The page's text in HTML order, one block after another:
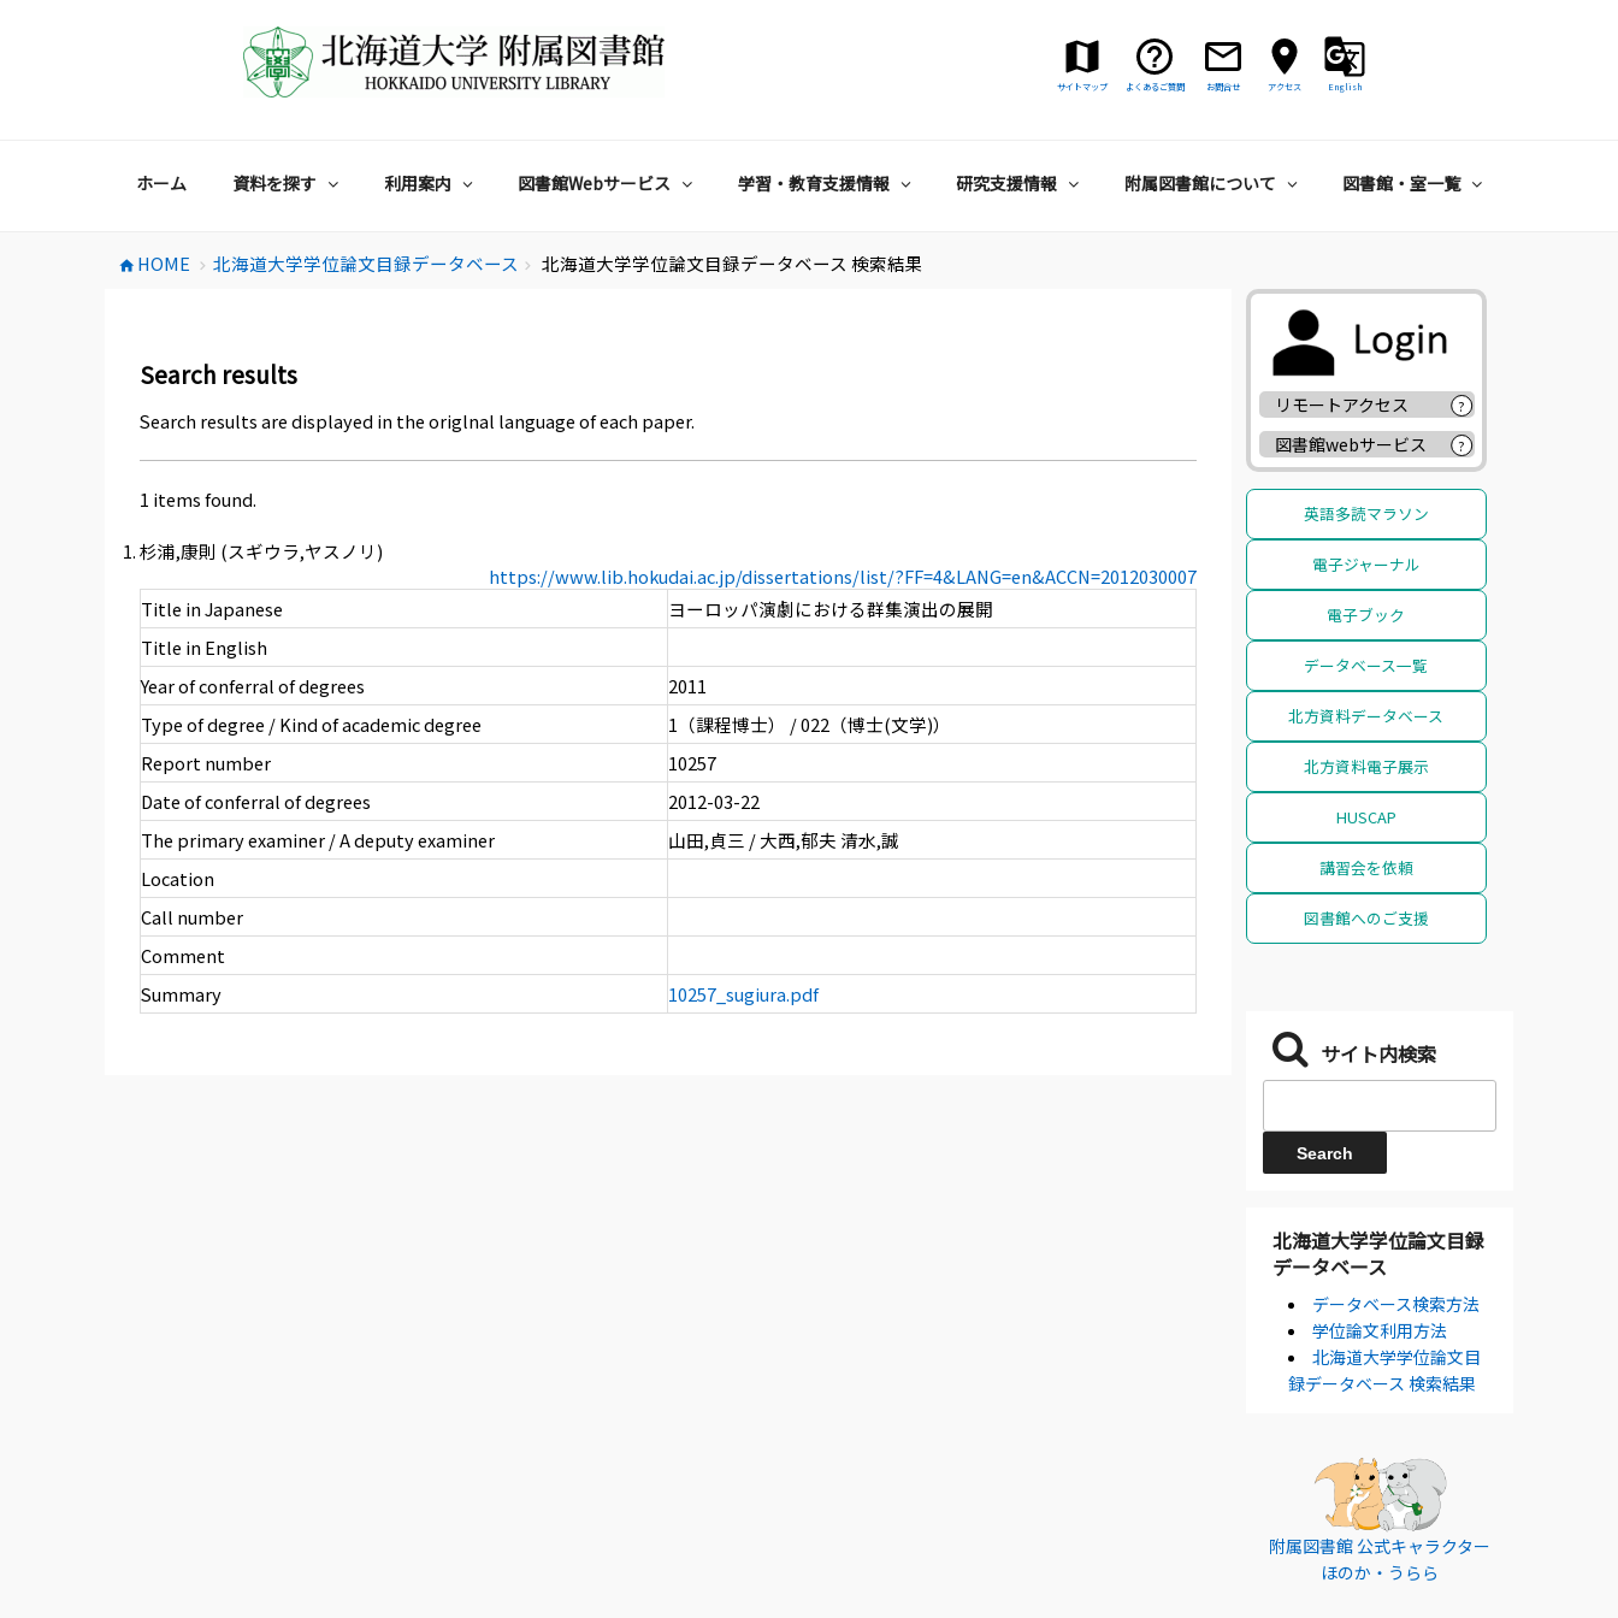
サイトマップ よくあるご質問 お問合せ アクセス English
ホーム 資料を探す 利用案内 図書館Webサービス 学習・教育支援情報 研究支援情報 附属図書館について 図書館・室一覧
home HOME chevron_right 北海道大学学位論文目録データベース chevron_right 北海道大学学位論文目録データベース 検索結果
Search results
Search results are displayed in the origlnal language of each paper.
1 items found.
杉浦,康則 (スギウラ,ヤスノリ)
https://www.lib.hokudai.ac.jp/dissertations/list/?FF=4&LANG=en&ACCN=2012030007
Title in Japanese
ヨーロッパ演劇における群集演出の展開
Title in English
Year of conferral of degrees
2011
Type of degree / Kind of academic degree
1（課程博士） / 022（博士(文学)）
Report number
10257
Date of conferral of degrees
2012-03-22
The primary examiner / A deputy examiner
山田,貞三 / 大西,郁夫 清水,誠
Location
Call number
Comment
Summary
10257_sugiura.pdf
リモートアクセス ?
図書館webサービス ?
英語多読マラソン
電子ジャーナル
電子ブック
データベース一覧
北方資料データベース
北方資料電子展示
HUSCAP
講習会を依頼
図書館へのご支援
サイト内検索
北海道大学学位論文目録
データベース
データベース検索方法
学位論文利用方法
北海道大学学位論文目
録データベース 検索結果
附属図書館 公式キャラクター
ほのか・うらら